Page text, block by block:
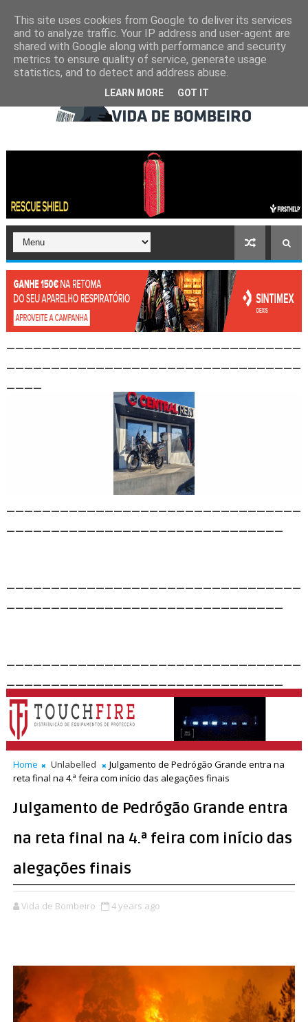
Home Unlabelled
Julgamento de Pedrógão Grande entra na
reta final na 4.ª feira com início das alegações finais
Julgamento de Pedrógão Grande entra
na reta final na 4.ª feira com início das
alegações finais
Vida de Bombeiro 4 years ago
This site uses cookies from Google to deliver its services
and to analyze traffic. Your IP address and user-agent are
shared with Google along with performance and security
metrics to ensure quality of service, generate usage
statistics, and to detect and address abuse.
LEARN MORE GOT IT